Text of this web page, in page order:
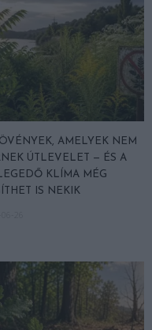
AMELYEK NEM
ÚTLEVELET — ÉS A
KLÍMA MÉG
IS NEKIK